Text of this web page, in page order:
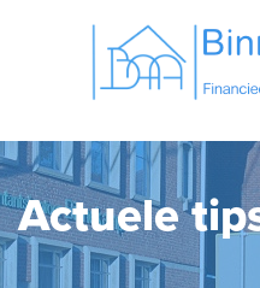
Actuele